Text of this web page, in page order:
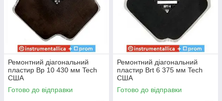
Ремонтний діагональний
пластир Вр 10 430 мм Tech
США
Готово до відправки
Ремонтний діагональний
пластир Вrt 6 375 мм Tech
США
Готово до відправки